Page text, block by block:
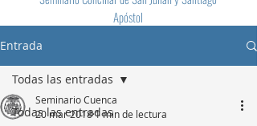
Apóstol
Entrada
Todas las entradas
Todas las entradas
Seminario Cuenca
20 mar 20181 min de lectura